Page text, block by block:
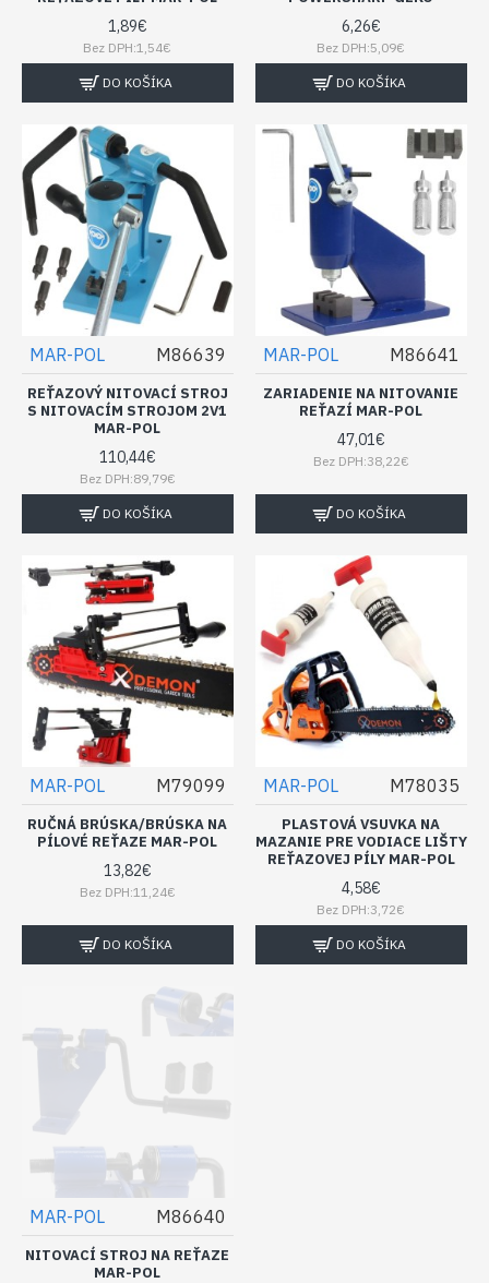
1,89€
Bez DPH:1,54€
DO KOŠÍKA
6,26€
Bez DPH:5,09€
DO KOŠÍKA
MAR-POL M86639
REŤAZOVÝ NITOVACÍ STROJ
S NITOVACÍM STROJOM 2V1
MAR-POL
110,44€
Bez DPH:89,79€
DO KOŠÍKA
MAR-POL M86641
ZARIADENIE NA NITOVANIE
REŤAZÍ MAR-POL
47,01€
Bez DPH:38,22€
DO KOŠÍKA
MAR-POL M79099
RUČNÁ BRÚSKA/BRÚSKA NA
PÍLOVÉ REŤAZE MAR-POL
13,82€
Bez DPH:11,24€
DO KOŠÍKA
MAR-POL M78035
PLASTOVÁ VSUVKA NA
MAZANIE PRE VODIACE LIŠTY
REŤAZOVEJ PÍLY MAR-POL
4,58€
Bez DPH:3,72€
DO KOŠÍKA
MAR-POL M86640
NITOVACÍ STROJ NA REŤAZE
MAR-POL